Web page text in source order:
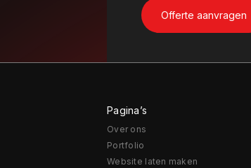
Pagina’s
Over ons
Portfolio
Website laten maken